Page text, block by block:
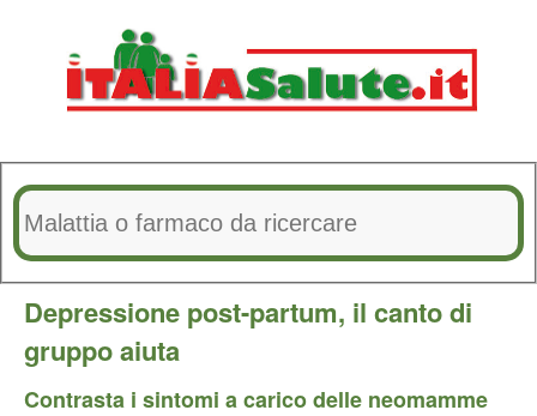
Depressione post-partum, il canto di
gruppo aiuta
Contrasta i sintomi a carico delle neomamme